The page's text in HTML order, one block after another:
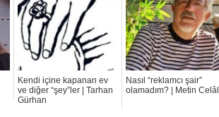
Kendi içine kapanan ev
ve diğer “şey”ler | Tarhan
Gürhan
Nasıl “reklamcı şair”
olamadım? | Metin Celâl